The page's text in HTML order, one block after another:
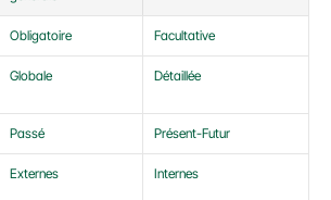
Obligatoire Facultative
Globale Détaillée
Passé Présent-Futur
Externes Internes